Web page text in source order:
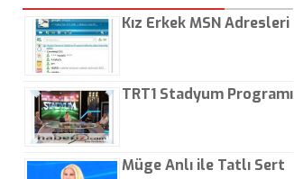
Kız Erkek MSN Adresleri
TRT1 Stadyum Programı
Müge Anlı ile Tatlı Sert